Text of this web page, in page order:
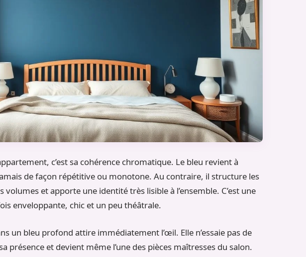
c’est sa cohérence chromatique. Le bleu revient à
de façon répétitive ou monotone. Au contraire, il structure les
volumes et apporte une identité très lisible à l’ensemble. C’est une
enveloppante, chic et un peu théâtrale.
un bleu profond attire immédiatement l’œil. Elle n’essaie pas de
présence et devient même l’une des pièces maîtresses du salon.